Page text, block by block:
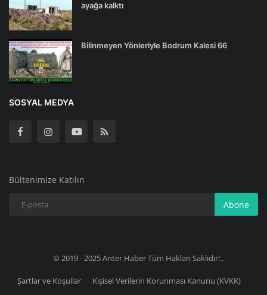
ayağa kalktı
Bilinmeyen Yönleriyle Bodrum Kalesi 66
SOSYAL MEDYA
Bültenimize Katılın
Abone
© 2019 - 2025 Anter Haber Tüm Hakları Saklıdır!..
Şartlar ve Koşullar Kişisel Verilerin Korunması Kanunu (KVKK)